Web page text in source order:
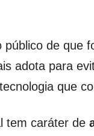
de que
adota para
que
tem caráter de